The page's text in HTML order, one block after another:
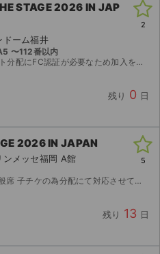
STAGE 2026 IN JAP
ーム福井
〜112番以内
加入されていない場合優先的に悪いお座席をお渡ししますのでご了承ください。 ※日本語でスムーズ...
残り 0 日
2
2026 IN JAPAN
メッセ福岡 A館
なし 座席に対するクレームは一切受け付けませんので絶対におやめください。 公演中止以外い...
残り 13 日
5